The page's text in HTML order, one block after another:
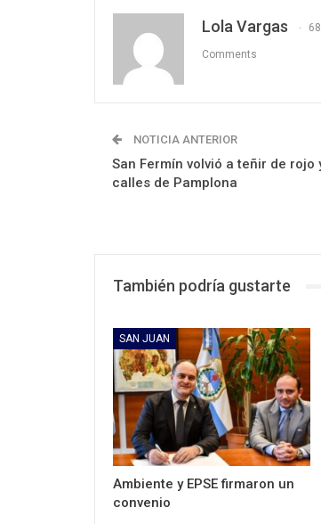
Lola Vargas
Comments
NOTICIA ANTERIOR
San Fermín volvió a teñir de rojo
calles de Pamplona
También podría gustarte
SAN JUAN
Ambiente y EPSE firmaron un
convenio